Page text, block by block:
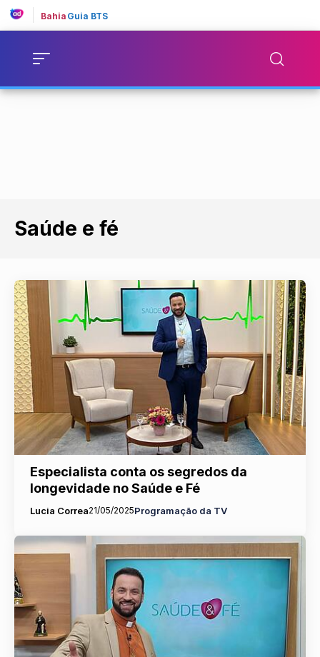
Bahia Guia BTS
Saúde e fé
Especialista conta os segredos da
longevidade no Saúde e Fé
Lucia Correa21/05/2025Programação da TV